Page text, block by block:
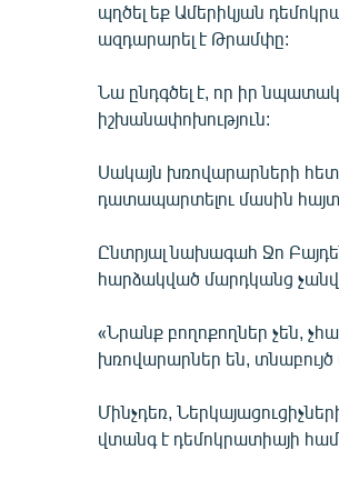
պղծել եք Ամերիկյան
ազդարարել է Թրամփը:
Նա ընդգծել է, որ իր
իշխանափոխություն:
Սակայն խռովարարների հետ
դատապարտելու մասին
Ընտրյալ նախագահ Ջո
հարձակված մարդկանց
«Նրանք բողոքողներ չեն,
խռովարարներ են, տնաբույծ
Մինչդեռ,
վտանգ է դեմոկրատիայի